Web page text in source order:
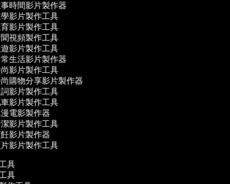
時間影片製作器
影片製作工具
影片製作工具
視頻製作工具
影片製作工具
生活影片製作器
影片製作工具
購物分享影片製作器
影片製作工具
影片製作工具
電影製作器
影片製作工具
影片製作器
影片製作工具
具
具